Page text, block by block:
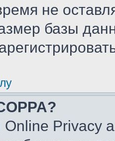
не
базы
Online Privacy